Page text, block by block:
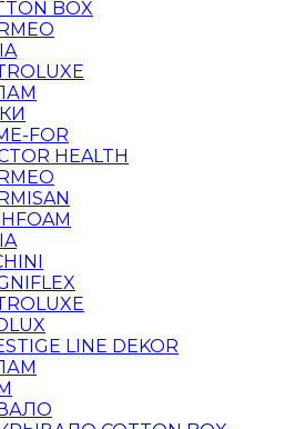
BOX
FOR
HEALTH
LINE DEKOR